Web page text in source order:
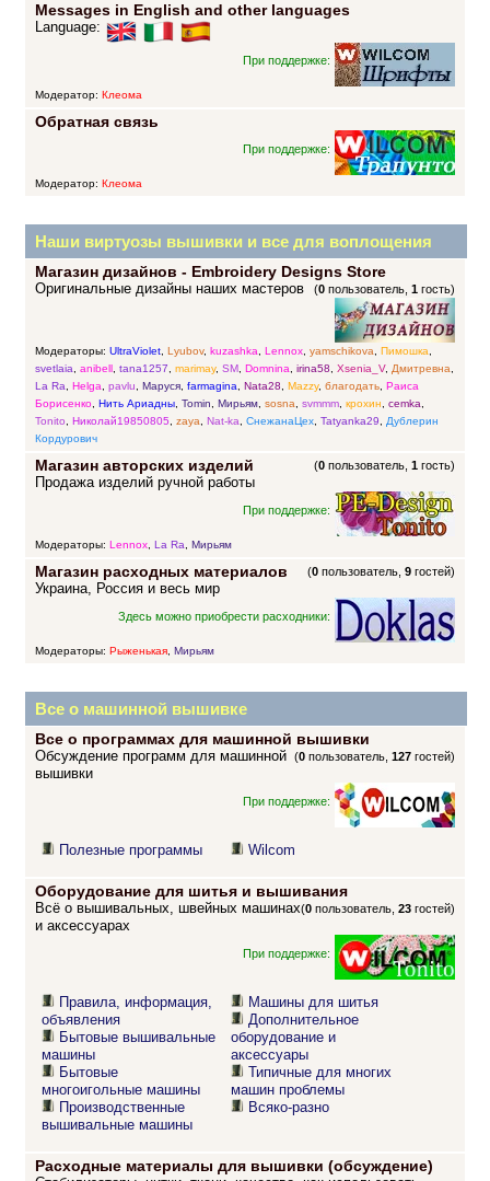
Messages in English and other languages
Language:
При поддержке:
Модератор: Клеома
Обратная связь
При поддержке:
Модератор: Клеома
Наши виртуозы вышивки и все для воплощения
прекрасных идей
Магазин дизайнов - Embroidery Designs Store
(0 пользователь,1 гость)
Оригинальные дизайны наших мастеров
Модераторы: UltraViolet, Lyubov, kuzashka, Lennox, yamschikova, Пимошка,
svetlaia, anibell, tana1257, marimay, SM, Domnina, irina58, Xsenia_V, Дмитревна,
La Ra, Helga, pavlu, Маруся, farmagina, Nata28, Mazzy, благодать, Раиса
Борисенко, Нить Ариадны, Tomin, Мирьям, sosna, svmmm, крохин, cemka,
Tonito, Николай19850805, zaya, Nat-ka, СнежанаЦех, Tatyanka29, Дублерин
Кордурович
Магазин авторских изделий (0 пользователь,1 гость)
Продажа изделий ручной работы
При поддержке:
Модераторы: Lennox, La Ra, Мирьям
Магазин расходных материалов (0 пользователь,9 гостей)
Украина, Россия и весь мир
Здесь можно приобрести расходники:
Модераторы: Рыженькая, Мирьям
Все о машинной вышивке
Все о программах для машинной вышивки
(0 пользователь,127 гостей)
Обсуждение программ для машинной
вышивки
При поддержке:
Полезные программы Wilcom
Оборудование для шитья и вышивания
(0 пользователь,23 гостей)
Всё о вышивальных, швейных машинах
и аксессуарах
При поддержке:
Правила, информация,
объявления
Бытовые вышивальные
машины
Бытовые
многоигольные машины
Производственные
вышивальные машины
Машины для шитья
Дополнительное
оборудование и
аксессуары
Типичные для многих
машин проблемы
Всяко-разно
Расходные материалы для вышивки (обсуждение)